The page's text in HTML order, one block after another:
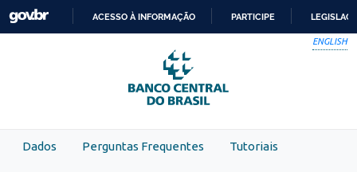
Skip to main content
PARA
O
CONTEÚDO
ACESSO À INFORMAÇÃO PARTICIPE
ENGLISH
Dados Perguntas Frequentes Tutoriais